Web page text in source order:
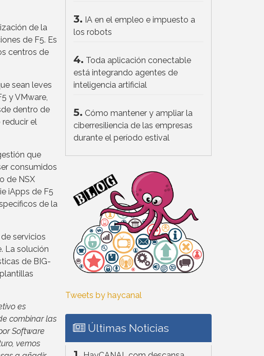
de la
de F5. Es
centros de
sean leves
y VMware,
dentro de
el
que
consumidos
de NSX
iApps de F5
de la
servicios
La solución
de BIG-
es
combinar las
Software
vemos
3. IA en el empleo e impuesto a
los robots
4. Toda aplicación conectable
está integrando agentes de
inteligencia artificial
5. Cómo mantener y ampliar la
ciberresiliencia de las empresas
durante el período estival
Tweets by haycanal
Últimas Noticias